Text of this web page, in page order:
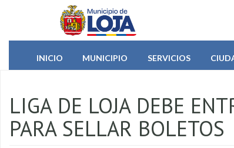
Pasar al contenido principal
INICIO
MUNICIPIO SERVICIOS
LIGA DE LOJA DEBE
PARA SELLAR BOLETOS